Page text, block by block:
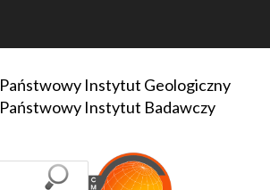
Państwowy Instytut Geologiczny
Państwowy Instytut Badawczy